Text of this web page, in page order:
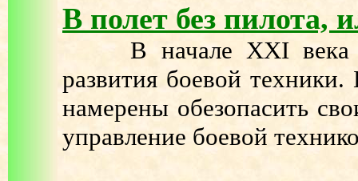
В полет без пилота,
В начале ХХI века
развития боевой
намерены обезопасить
управление боевой